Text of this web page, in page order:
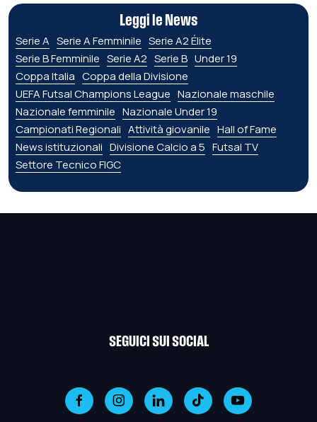
Leggi le News
Serie A Serie A Femminile Serie A2 Élite
Serie B Femminile Serie A2 Serie B Under 19
Coppa Italia Coppa della Divisione
UEFA Futsal Champions League Nazionale maschile
Nazionale femminile Nazionale Under 19
Campionati Regionali Attività giovanile Hall of Fame
News istituzionali Divisione Calcio a 5 Futsal TV
Settore Tecnico FIGC
SEGUICI SUI SOCIAL